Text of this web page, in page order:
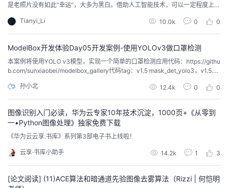
页
开
发
者
我
是老照片没有如此“幸运”，大多为黑白。借助人工智能技术，可以一定程度上帮
的技术啊。这次介绍的是黑白图像上色应用，旨在华为自研的Ascend 310推理
芯片上实现输入黑白图像，自动对黑白图像进行上色，还原彩色图像。
Tianyi_Li 10.0k 0 0
ModelBox开发体验Day05开发案例-使用YOLOv3做口罩检测
本案例将使用YOLO v3模型，实现一个简单的口罩检测应用代码：https://githu
b.com/sunxiaobei/modelbox_gallery代码tag：v1.5 mask_det_yolo3，v1.5.1
训练，ModelArts训练模型模型转换，代码模型已完成转换 应用开发打开VS
C...
孙小北 12.4k 0 0
图像识别入门必读，华为云专家10年技术沉淀，1000页+《从零到
一•Python图像处理》独家免费下载
《华为云云享.书库》系列第3部电子书上线啦！
云享·书库小助手 14.2k 1 3
[论文阅读] (11)ACE算法和暗通道先验图像去雾算法（Rizzi | 何恺明